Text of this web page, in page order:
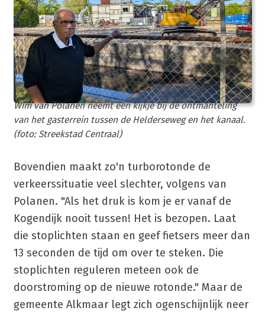
Wim van Polanen neemt een kijkje bij de ontmanteling
van het gasterrein tussen de Helderseweg en het kanaal.
(foto: Streekstad Centraal)
Bovendien maakt zo'n turborotonde de
verkeerssituatie veel slechter, volgens van
Polanen. "Als het druk is kom je er vanaf de
Kogendijk nooit tussen! Het is bezopen. Laat
die stoplichten staan en geef fietsers meer dan
13 seconden de tijd om over te steken. Die
stoplichten reguleren meteen ook de
doorstroming op de nieuwe rotonde." Maar de
gemeente Alkmaar legt zich ogenschijnlijk neer